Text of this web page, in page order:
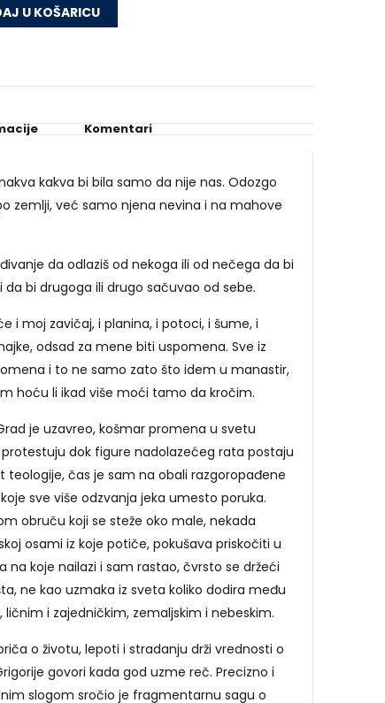
U KOŠARICU
Komentari
kakva bi bila samo da nije nas. Odozgo
zemlji, već samo njena nevina i na mahove
da odlaziš od nekoga ili od nečega da bi
bi drugoga ili drugo sačuvao od sebe.
i moj zavičaj, i planina, i potoci, i šume, i
odsad za mene biti uspomena. Sve iz
i to ne samo zato što idem u manastir,
hoću li ikad više moći tamo da kročim.
je uzavreo, košmar promena u svetu
dok figure nadolazećeg rata postaju
teologije, čas je sam na obali razgoropađene
sve više odzvanja jeka umesto poruka.
obruču koji se steže oko male, nekada
osami iz koje potiče, pokušava priskočiti u
na koje nailazi i sam rastao, čvrsto se držeći
ne kao uzmaka iz sveta koliko dodira među
i zajedničkim, zemaljskim i nebeskim.
o životu, lepoti i stradanju drži vrednosti o
govori kada god uzme reč. Precizno i
slogom sročio je fragmentarnu sagu o